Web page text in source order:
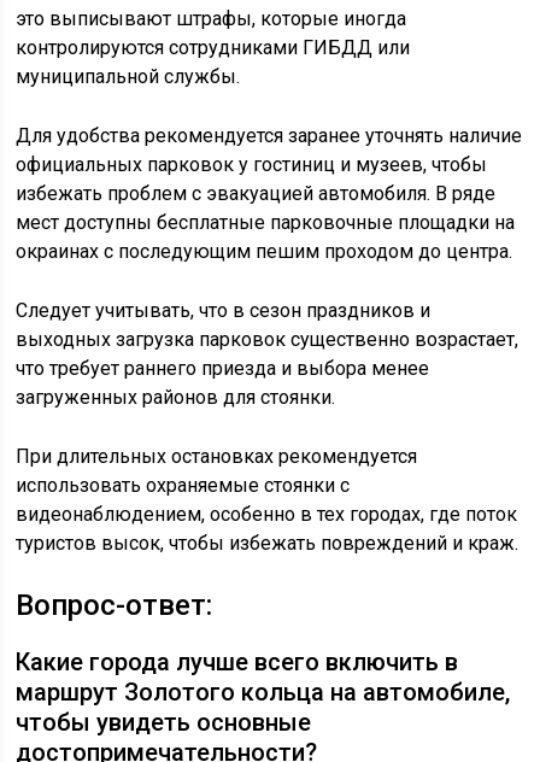
это выписывают штрафы, которые иногда
контролируются сотрудниками ГИБДД или
муниципальной службы.
Для удобства рекомендуется заранее уточнять наличие
официальных парковок у гостиниц и музеев, чтобы
избежать проблем с эвакуацией автомобиля. В ряде
мест доступны бесплатные парковочные площадки на
окраинах с последующим пешим проходом до центра.
Следует учитывать, что в сезон праздников и
выходных загрузка парковок существенно возрастает,
что требует раннего приезда и выбора менее
загруженных районов для стоянки.
При длительных остановках рекомендуется
использовать охраняемые стоянки с
видеонаблюдением, особенно в тех городах, где поток
туристов высок, чтобы избежать повреждений и краж.
Вопрос-ответ:
Какие города лучше всего включить в
маршрут Золотого кольца на автомобиле,
чтобы увидеть основные
достопримечательности?